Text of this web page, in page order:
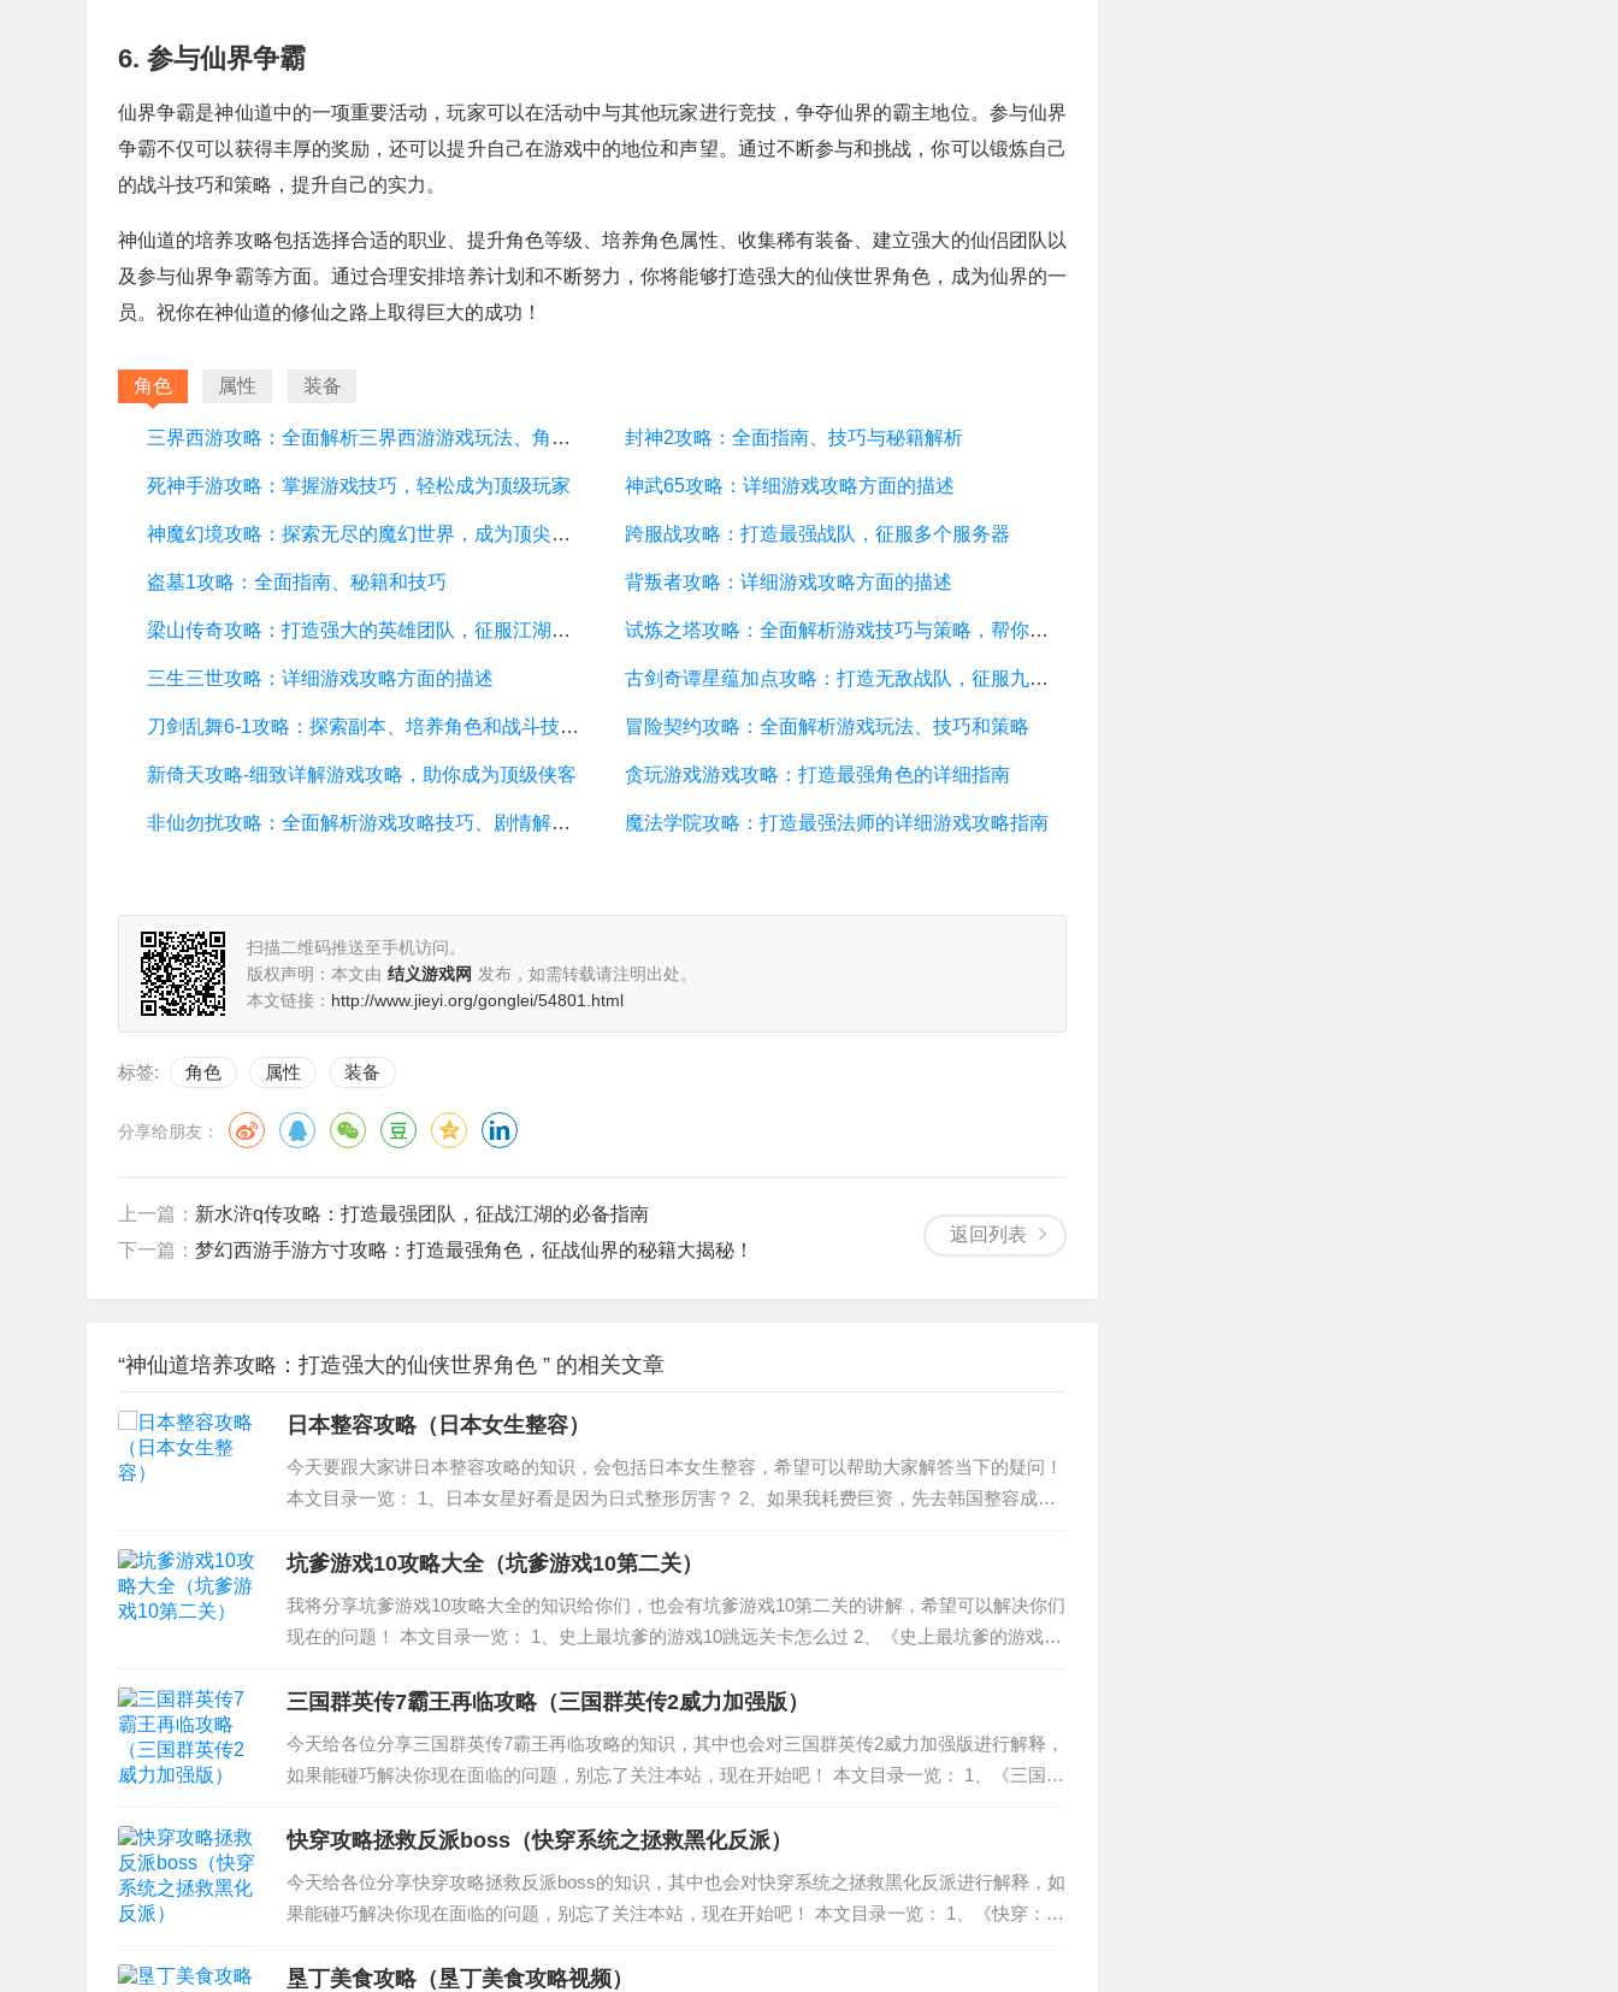
6. 参与仙界争霸
仙界争霸是神仙道中的一项重要活动，玩家可以在活动中与其他玩家进行竞技，争夺仙界的霸主地位。参与仙界
争霸不仅可以获得丰厚的奖励，还可以提升自己在游戏中的地位和声望。通过不断参与和挑战，你可以锻炼自己
的战斗技巧和策略，提升自己的实力。
神仙道的培养攻略包括选择合适的职业、提升角色等级、培养角色属性、收集稀有装备、建立强大的仙侣团队以
及参与仙界争霸等方面。通过合理安排培养计划和不断努力，你将能够打造强大的仙侠世界角色，成为仙界的一
员。祝你在神仙道的修仙之路上取得巨大的成功！
角色 属性 装备
三界西游攻略：全面解析三界西游游戏玩法、角色、装备与副本 封神2攻略：全面指南、技巧与秘籍解析
死神手游攻略：掌握游戏技巧，轻松成为顶级玩家 神武65攻略：详细游戏攻略方面的描述
神魔幻境攻略：探索无尽的魔幻世界，成为顶尖玩家 跨服战攻略：打造最强战队，征服多个服务器
盗墓1攻略：全面指南、秘籍和技巧 背叛者攻略：详细游戏攻略方面的描述
梁山传奇攻略：打造强大的英雄团队，征服江湖的必备指南 试炼之塔攻略：全面解析游戏技巧与策略，帮你征服每一层塔
三生三世攻略：详细游戏攻略方面的描述 古剑奇谭星蕴加点攻略：打造无敌战队，征服九州大陆
刀剑乱舞6-1攻略：探索副本、培养角色和战斗技巧详解 冒险契约攻略：全面解析游戏玩法、技巧和策略
新倚天攻略-细致详解游戏攻略，助你成为顶级侠客 贪玩游戏游戏攻略：打造最强角色的详细指南
非仙勿扰攻略：全面解析游戏攻略技巧、剧情解读和角色培养 魔法学院攻略：打造最强法师的详细游戏攻略指南
扫描二维码推送至手机访问。
版权声明：本文由 结义游戏网 发布，如需转载请注明出处。
本文链接： http://www.jieyi.org/gonglei/54801.html
标签: 角色 属性 装备
分享给朋友：
返回列表
上一篇： 新水浒q传攻略：打造最强团队，征战江湖的必备指南
下一篇： 梦幻西游手游方寸攻略：打造最强角色，征战仙界的秘籍大揭秘！
“神仙道培养攻略：打造强大的仙侠世界角色 ” 的相关文章
日本整容攻略（日本女生整容）
今天要跟大家讲日本整容攻略的知识，会包括日本女生整容，希望可以帮助大家解答当下的疑问！
本文目录一览： 1、日本女星好看是因为日式整形厉害？ 2、如果我耗费巨资，先去韩国整容成美
女，然后再去日本、美国和英国吸引无数的男人，这样可以吗？ 3、橙光游戏整容日记攻略 4、这
部讲整容的日本电影...
坑爹游戏10攻略大全（坑爹游戏10第二关）
我将分享坑爹游戏10攻略大全的知识给你们，也会有坑爹游戏10第二关的讲解，希望可以解决你们
现在的问题！ 本文目录一览： 1、史上最坑爹的游戏10跳远关卡怎么过 2、《史上最坑爹的游戏1
0》9至16关游戏攻略？ 3、《史上最坑爹的游戏10》1至8关攻略？ 4、史上最坑爹的游戏10击剑赛
怎么...
三国群英传7霸王再临攻略（三国群英传2威力加强版）
今天给各位分享三国群英传7霸王再临攻略的知识，其中也会对三国群英传2威力加强版进行解释，
如果能碰巧解决你现在面临的问题，别忘了关注本站，现在开始吧！ 本文目录一览： 1、《三国群
英传7》霸王再临招降敌将怎么操作？ 2、三国群英传7霸王再临怎么打？ 3、《三国群英传7》霸王
再临怎样才能捉住霸王...
快穿攻略拯救反派boss（快穿系统之拯救黑化反派）
今天给各位分享快穿攻略拯救反派boss的知识，其中也会对快穿系统之拯救黑化反派进行解释，如
果能碰巧解决你现在面临的问题，别忘了关注本站，现在开始吧！ 本文目录一览： 1、《快穿：攻
略反派Boss》txt下载在线阅读全文，求百度网盘云资源 2、求一本快穿 攻略或拯救反派boss的 在
某个世界反派是...
垦丁美食攻略（垦丁美食攻略视频）